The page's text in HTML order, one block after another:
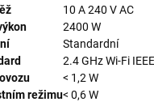
10 A 240 V AC
2400 W
Standardní
2.4 GHz Wi-Fi
< 1,2 W
režimu< 0,6 W